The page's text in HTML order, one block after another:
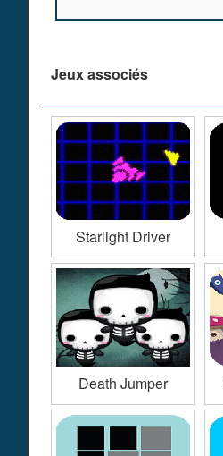
Jeux associés
Starlight Driver
Death Jumper